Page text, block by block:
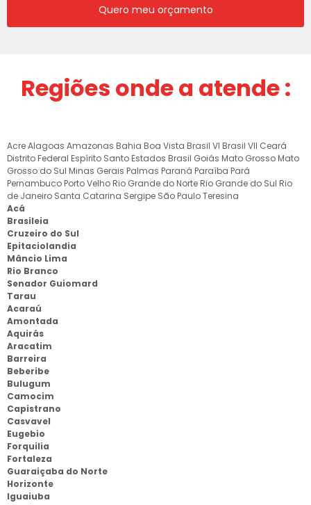
Quero meu orçamento
Regiões onde a atende :
AcreAlagoas Amazonas Bahia Boa Vista Brasil VI Brasil VII Ceará
Distrito Federal Espírito Santo Estados Brasil Goiás Mato Grosso Mato
Grosso do Sul Minas Gerais Palmas Paraná Paraíba Pará
Pernambuco Porto Velho Rio Grande do Norte Rio Grande do Sul Rio
de Janeiro Santa Catarina Sergipe São PauloTeresina
Acá
Brasileia
Cruzeiro do Sul
Epitaciolandia
Mâncio Lima
Rio Branco
Senador Guiomard
Tarau
Acaraú
Amontada
Aquirás
Aracatim
Barreira
Beberibe
Bulugum
Camocim
Capistrano
Casvavel
Eugebio
Forquilia
Fortaleza
Guaraiçaba do Norte
Horizonte
Iguaiuba